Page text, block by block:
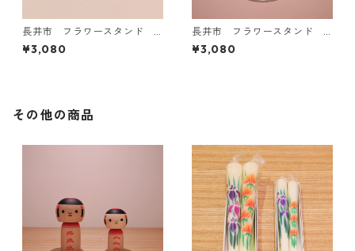
長井市 フラワースタンド
水面
¥3,080
長井市 フラワースタンド
あやめの茎
¥3,080
その他の商品